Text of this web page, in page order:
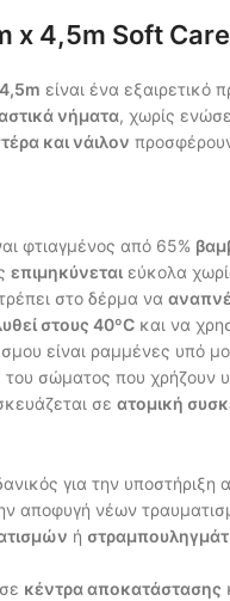
x 4,5m Soft
είναι ένα εξαιρετικό
νήματα, χωρίς
και νάιλον
φτιαγμένος από 65%
επιμηκύνεται εύκολα
στο δέρμα να
στους 40ºC και να
είναι ραμμένες υπό
του σώματος που χρήζουν
σε ατομική
για την
αποφυγή νέων
ή
κέντρα αποκατάστασης